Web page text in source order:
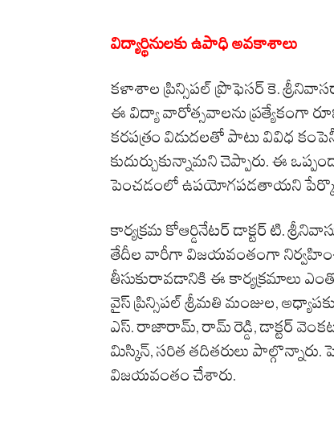
విద్యార్థినులకు ఉపాధి అవకాశాలు
కళాశాల ప్రిన్సిపల్ ప్రొఫెసర్ కె.
ఈ విద్యా వారోత్సవాలను ప్రత్యేకంగా
కరపత్రం విడుదలతో పాటు వివిధ
కుదుర్చుకున్నామని చెప్పారు. ఈ
పెంచడంలో ఉపయోగపడతాయని
కార్యక్రమ కోఆర్డినేటర్ డాక్టర్ టి.
తేదీల వారీగా విజయవంతంగా
తీసుకురావడానికి ఈ కార్యక్రమాలు
వైస్ ప్రిన్సిపల్ శ్రీమతి మంజుల,
ఎస్. రాజారామ్, రామ్ రెడ్డి, డాక్టర్
మిస్కిన్, సరిత తదితరులు పాల్గొన్నారు.
విజయవంతం చేశారు.